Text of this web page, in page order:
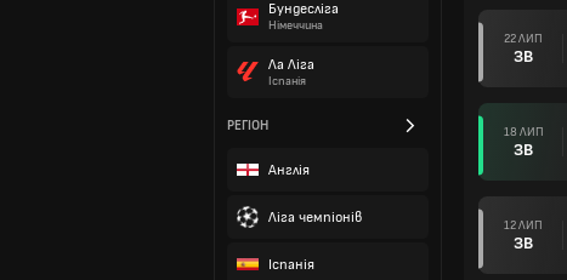
Бундесліга
Німеччина
Ла Ліга
Іспанія
РЕГІОН
Англія
Ліга чемпіонів
Іспанія
22 ЛИП
ЗВ
18 ЛИП
ЗВ
12 ЛИП
ЗВ